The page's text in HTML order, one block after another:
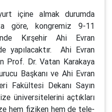
içine almak durumda
göre, kongremiz 9-11
Kırşehir Ahi Evran
yapılacaktır. Ahi Evran
Prof. Dr. Vatan Karakaya
Başkanı ve Ahi Evran
Fakültesi Dekanı Sayın
üniversitelerini açtıkları
hem fiziken hem de tele-